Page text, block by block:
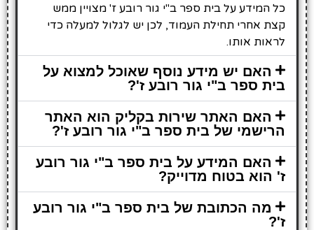
כל המידע על בית ספר ב"י גור רובע ז' מצויין ממש
קצת אחרי תחילת העמוד, לכן יש לגלול למעלה כדי
לראות אותו.
האם יש מידע נוסף שאוכל למצוא על
בית ספר ב"י גור רובע ז'?
האם האתר שירות בקליק הוא האתר
הרישמי של בית ספר ב"י גור רובע ז'?
האם המידע על בית ספר ב"י גור רובע
ז' הוא בטוח מדוייק?
מה הכתובת של בית ספר ב"י גור רובע
ז'?